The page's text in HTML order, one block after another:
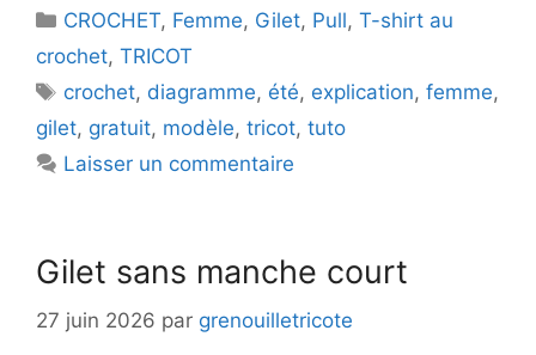
Catégories
CROCHET, Femme, Gilet, Pull,T-shirt au
crochet, TRICOT
Étiquettes
crochet, diagramme, été, explication,femme,
gilet, gratuit, modèle, tricot, tuto
Laisser un commentaire
Gilet sans manche court
27 juin 2026 par grenouilletricote